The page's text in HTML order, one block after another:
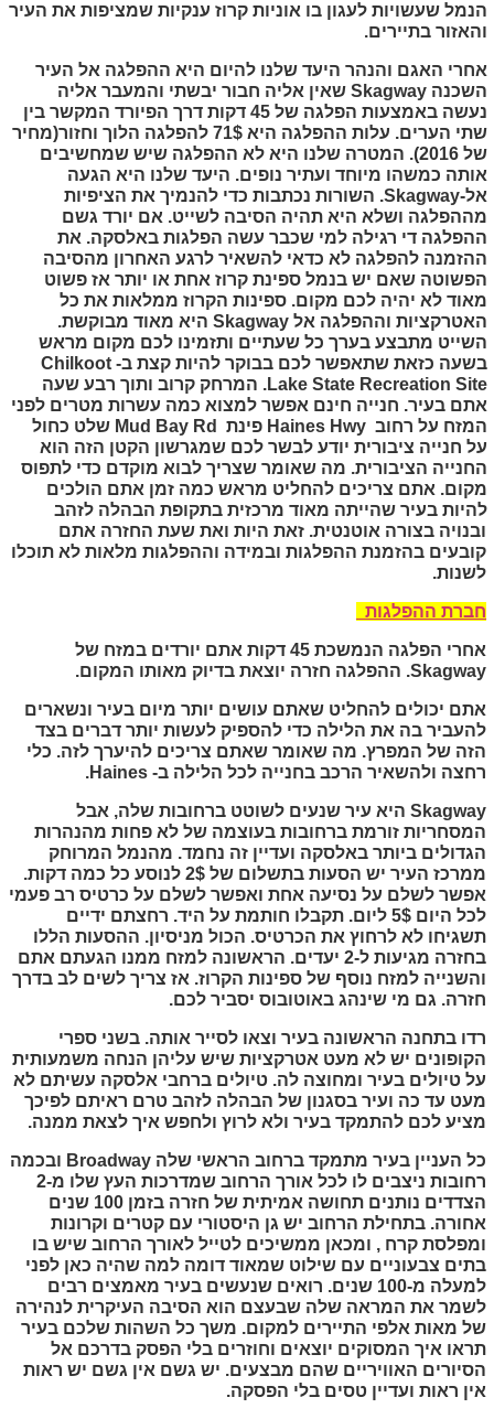
הנמל שעשויות לעגון בו אוניות קרוז ענקיות שמציפות את העיר
והאזור בתיירים.
אחרי האגם והנהר היעד שלנו להיום היא ההפלגה אל העיר
השכנהSkagway שאין אליה חבור יבשתי והמעבר אליה
נעשה באמצעות הפלגה של 45 דקות דרך הפיורד המקשר בין
שתי הערים. עלות ההפלגה היא 71$ להפלגה הלוך וחזור(מחיר
של 2016). המטרה שלנו היא לא ההפלגה שיש שמחשיבים
אותה כמשהו מיוחד ועתיר נופים. היעד שלנו היא הגעה
אל-Skagway. השורות נכתבות כדי להנמיך את הציפיות
מההפלגה ושלא היא תהיה הסיבה לשייט. אם יורד גשם
ההפלגה די רגילה למי שכבר עשה הפלגות באלסקה. את
ההזמנה להפלגה לא כדאי להשאיר לרגע האחרון מהסיבה
הפשוטה שאם יש בנמל ספינת קרוז אחת או יותר אז פשוט
מאוד לא יהיה לכם מקום. ספינות הקרוז ממלאות את כל
האטרקציות וההפלגה אלSkagway היא מאוד מבוקשת.
השייט מתבצע בערך כל שעתיים ותזמינו לכם מקום מראש
בשעה כזאת שתאפשר לכם בבוקר להיות קצת ב-Chilkoot
Lake State Recreation Site. המרחק קרוב ותוך רבע שעה
אתם בעיר. חנייה חינם אפשר למצוא כמה עשרות מטרים לפני
המזח על רחובHaines Hwy פינת Mud Bay Rd שלט כחול
על חנייה ציבורית יודע לבשר לכם שמגרשון הקטן הזה הוא
החנייה הציבורית. מה שאומר שצריך לבוא מוקדם כדי לתפוס
מקום. אתם צריכים להחליט מראש כמה זמן אתם הולכים
להיות בעיר שהייתה מאוד מרכזית בתקופת הבהלה לזהב
ובנויה בצורה אוטנטית. זאת היות ואת שעת החזרה אתם
קובעים בהזמנת ההפלגות ובמידה וההפלגות מלאות לא תוכלו
לשנות.
חברת ההפלגות
אחרי הפלגה הנמשכת 45 דקות אתם יורדים במזח של
Skagway. ההפלגה חזרה יוצאת בדיוק מאותו המקום.
אתם יכולים להחליט שאתם עושים יותר מיום בעיר ונשארים
להעביר בה את הלילה כדי להספיק לעשות יותר דברים בצד
הזה של המפרץ. מה שאומר שאתם צריכים להיערך לזה. כלי
רחצה ולהשאיר הרכב בחנייה לכל הלילה ב- Haines
.
Skagwayהיא עיר שנעים לשוטט ברחובות שלה, אבל
המסחריות זורמת ברחובות בעוצמה של לא פחות מהנהרות
הגדולים ביותר באלסקה ועדיין זה נחמד. מהנמל המרוחק
ממרכז העיר יש הסעות בתשלום של 2$ לנוסע כל כמה דקות.
אפשר לשלם על נסיעה אחת ואפשר לשלם על כרטיס רב פעמי
לכל היום 5$ ליום. תקבלו חותמת על היד. רחצתם ידיים
תשגיחו לא לרחוץ את הכרטיס. הכול מניסיון. ההסעות הללו
בחזרה מגיעות ל-2 יעדים. הראשונה למזח ממנו הגעתם אתם
והשנייה למזח נוסף של ספינות הקרוז. אז צריך לשים לב בדרך
חזרה. גם מי שינהג באוטובוס יסביר לכם.
רדו בתחנה הראשונה בעיר וצאו לסייר אותה. בשני ספרי
הקופונים יש לא מעט אטרקציות שיש עליהן הנחה משמעותית
על טיולים בעיר ומחוצה לה. טיולים ברחבי אלסקה עשיתם לא
מעט עד כה ועיר בסגנון של הבהלה לזהב טרם ראיתם לפיכך
מציע לכם להתמקד בעיר ולא לרוץ ולחפש איך לצאת ממנה.
כל העניין בעיר מתמקד ברחוב הראשי שלה Broadway ובכמה
רחובות ניצבים לו לכל אורך הרחוב שמדרכות העץ שלו מ-2
הצדדים נותנים תחושה אמיתית של חזרה בזמן 100 שנים
אחורה. בתחילת הרחוב יש גן היסטורי עם קטרים וקרונות
ומפלסת קרח , ומכאן ממשיכים לטייל לאורך הרחוב שיש בו
בתים צבעוניים עם שילוט שמאוד דומה למה שהיה כאן לפני
למעלה מ-100 שנים. רואים שנעשים בעיר מאמצים רבים
לשמר את המראה שלה שבעצם הוא הסיבה העיקרית לנהירה
של מאות אלפי התיירים למקום. משך כל השהות שלכם בעיר
תראו איך המסוקים יוצאים וחוזרים בלי הפסק בדרכם אל
הסיורים האוויריים שהם מבצעים. יש גשם אין גשם יש ראות
אין ראות ועדיין טסים בלי הפסקה.